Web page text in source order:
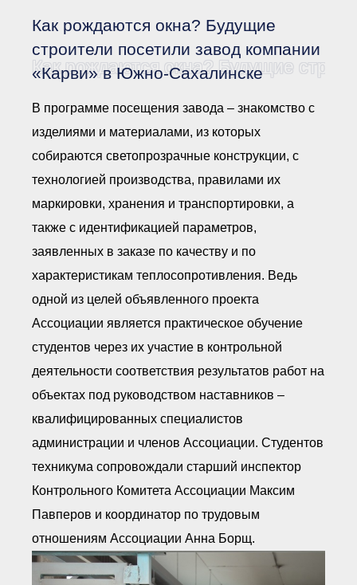
документы
● Сбор предложений во
внутренние документы
Компенсационный фонд
Реестры Ассоциации
Ассоциации
● Реестр членов
Ассоциации,
осуществляющих
объединения
● Реестр членов
Застройщиков
● Реестр членов
заказчиков
Ассоциации с правом
имеющих строительные
Архив реестров
Общественный контроль
Политика информационной
открытости
Антикоррупционная политика
Орган надзора
Охрана труда
Как рождаются окна? Будущие
строители посетили завод компании
«Карви» в Южно-Сахалинске
Как рождаются окна? Будущие
В программе посещения завода – знакомство с
изделиями и материалами, из которых
собираются светопрозрачные конструкции, с
технологией производства, правилами их
маркировки, хранения и транспортировки, а
также с идентификацией параметров,
заявленных в заказе по качеству и по
характеристикам теплосопротивления. Ведь
одной из целей объявленного проекта
Ассоциации является практическое обучение
студентов через их участие в контрольной
деятельности соответствия результатов работ на
объектах под руководством наставников –
квалифицированных специалистов
администрации и членов Ассоциации. Студентов
техникума сопровождали старший инспектор
Контрольного Комитета Ассоциации Максим
Павперов и координатор по трудовым
отношениям Ассоциации Анна Борщ.